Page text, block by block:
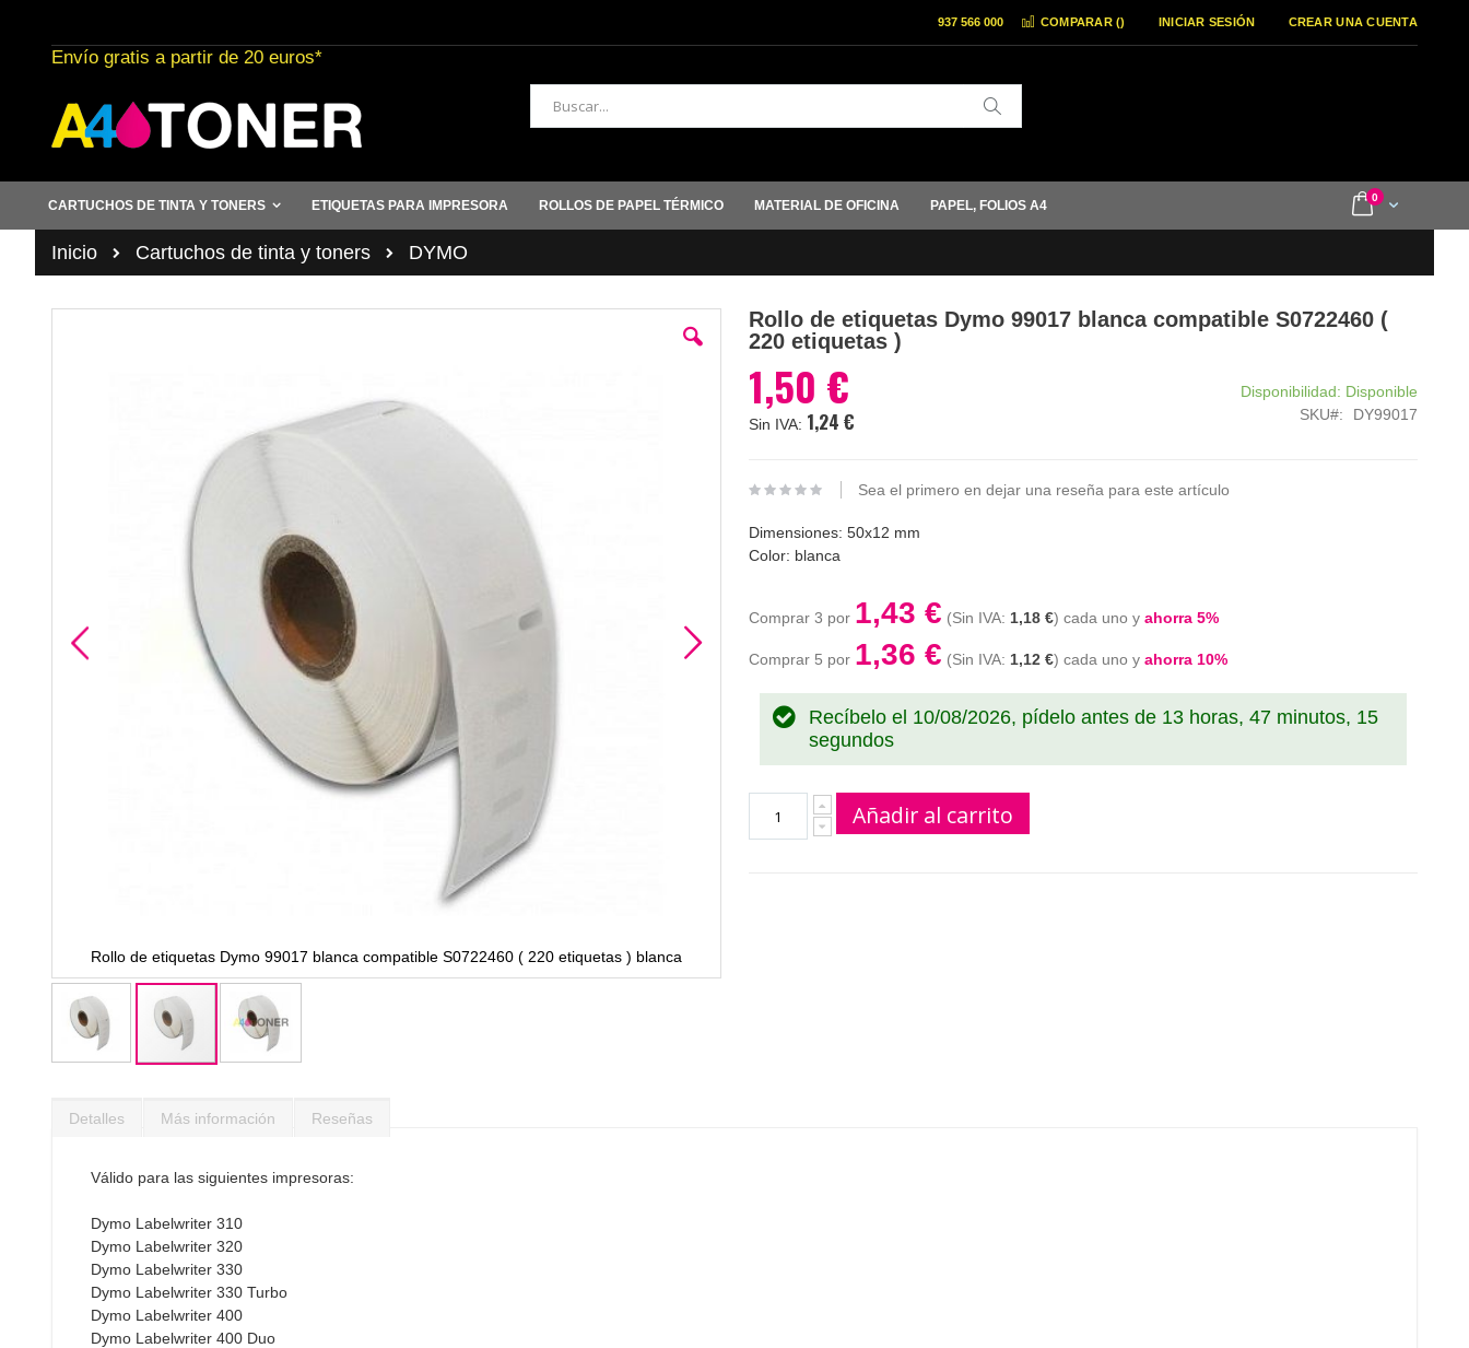
al
contenido
COMPARAR () INICIAR SESIÓN CREAR UNA CUENTA
937 566 000
Envío gratis a partir de 20 euros*
Buscar
Cart
0items
CARTUCHOS DE TINTA Y TONERS ETIQUETAS PARA IMPRESORA ROLLOS DE PAPEL TÉRMICO MATERIAL DE OFICINA PAPEL, FOLIOS A4
Inicio Cartuchos de tinta y toners DYMO
Rollo de etiquetas Dymo 99017 blanca compatible S0722460 ( 220 etiquetas ) blanca
comienzo
imágenes
Rollo de etiquetas Dymo 99017 blanca compatible S0722460 (
220 etiquetas )
1,50 €
1,24 €
Disponibilidad: Disponible
SKU
DY99017
Sea el primero en dejar una reseña para este artículo
Dimensiones: 50x12 mm
Color: blanca
Comprar 3 por 1,43 € 1,18 € cada uno y ahorra 5%
Comprar 5 por 1,36 € 1,12 € cada uno y ahorra 10%
Recíbelo el 10/08/2026, pídelo antes de 13 horas, 47 minutos, 14
segundos
Añadir al carrito
Detalles
Válido para las siguientes impresoras:
Dymo Labelwriter 310
Dymo Labelwriter 320
Dymo Labelwriter 330
Dymo Labelwriter 330 Turbo
Dymo Labelwriter 400
Dymo Labelwriter 400 Duo
Más información Reseñas